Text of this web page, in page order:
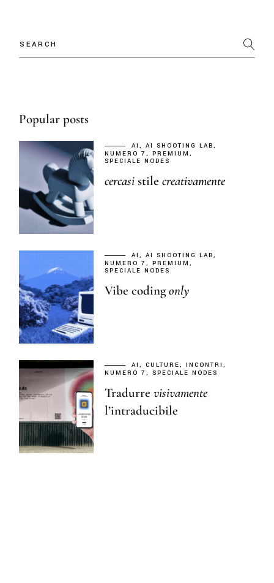
Popular posts
AI
AI SHOOTING LAB
NUMERO 7
PREMIUM
SPECIALE NODES
cercasi stilecreativamente
AI
AI SHOOTING LAB
NUMERO 7
PREMIUM
SPECIALE NODES
Vibe codingonly
AI CULTURE
INCONTRI
NUMERO 7
SPECIALE NODES
Tradurrevisivamente
l’intraducibile